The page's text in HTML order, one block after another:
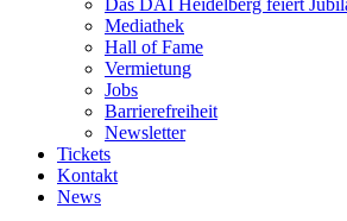
Das DAI Heidelberg feiert
Mediathek
Hall of Fame
Vermietung
Jobs
Barrierefreiheit
Newsletter
Tickets
Kontakt
News